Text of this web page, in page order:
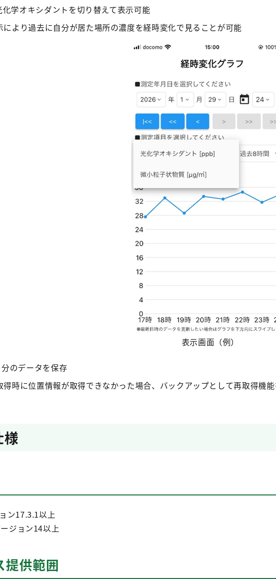
化学オキシダントを切り替えて表示可能
により過去に自分が居た場所の濃度を経時変化で見ることが可能
表示画面（例）
のデータを保存
得時に位置情報が取得できなかった場合、バックアップとして再取得機
ン17.3.1以上
ジョン14以上
提供範囲